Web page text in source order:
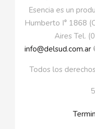
Esencia es un
Humberto I° 1868
Aires Tel.
info@delsud.com.ar
Todos los